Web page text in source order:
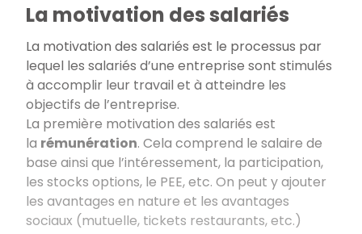
La motivation des salariés
La motivation des salariés est le processus par
lequel les salariés d’une entreprise sont stimulés
à accomplir leur travail et à atteindre les
objectifs de l’entreprise.
La première motivation des salariés est
la rémunération. Cela comprend le salaire de
base ainsi que l’intéressement, la participation,
les stocks options, le PEE, etc. On peut y ajouter
les avantages en nature et les avantages
sociaux (mutuelle, tickets restaurants, etc.)